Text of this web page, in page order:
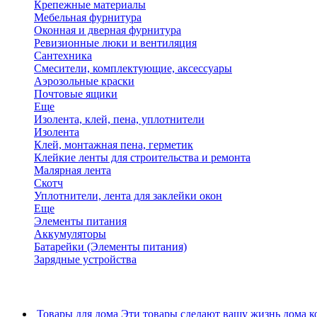
Крепежные материалы
Мебельная фурнитура
Оконная и дверная фурнитура
Ревизионные люки и вентиляция
Сантехника
Смесители, комплектующие, аксессуары
Аэрозольные краски
Почтовые ящики
Еще
Изолента, клей, пена, уплотнители
Изолента
Клей, монтажная пена, герметик
Клейкие ленты для строительства и ремонта
Малярная лента
Скотч
Уплотнители, лента для заклейки окон
Еще
Элементы питания
Аккумуляторы
Батарейки (Элементы питания)
Зарядные устройства
Товары для дома Эти товары сделают вашу жизнь дома